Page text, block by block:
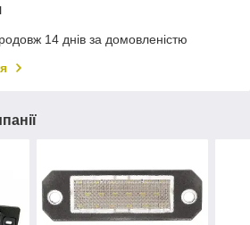
14 днів за домовленістю